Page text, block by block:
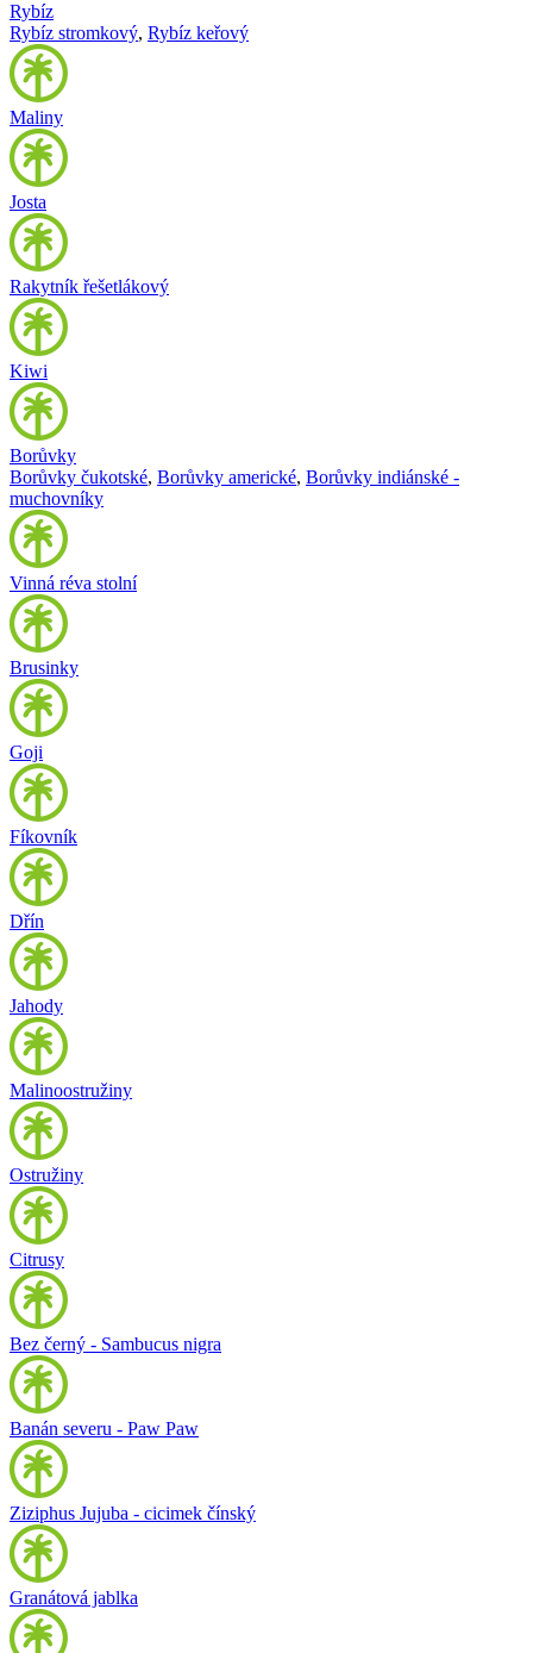
Rybíz
Rybíz stromkový, Rybíz keřový
Maliny
Josta
Rakytník řešetlákový
Kiwi
Borůvky
Borůvky čukotské, Borůvky americké, Borůvky indiánské -
muchovníky
Vinná réva stolní
Brusinky
Goji
Fíkovník
Dřín
Jahody
Malinoostružiny
Ostružiny
Citrusy
Bez černý - Sambucus nigra
Banán severu - Paw Paw
Ziziphus Jujuba - cicimek čínský
Granátová jablka